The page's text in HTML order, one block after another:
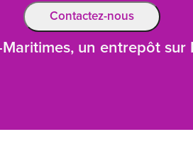
Contactez-nous
un entrepôt